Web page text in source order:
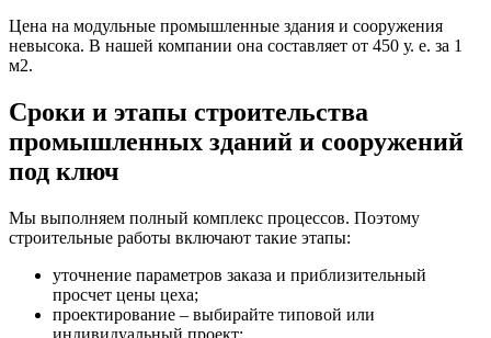
Цена на модульные промышленные здания и сооружения
невысока. В нашей компании она составляет от 450 у. е. за 1
м2.
Сроки и этапы строительства
промышленных зданий и сооружений
под ключ
Мы выполняем полный комплекс процессов. Поэтому
строительные работы включают такие этапы:
уточнение параметров заказа и приблизительный
просчет цены цеха;
проектирование – выбирайте типовой или